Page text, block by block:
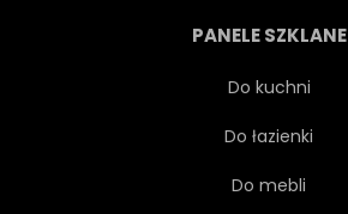
FISCHER
HAMBURG
PANELE SZKLANE
Do kuchni
Do łazienki
Do mebli